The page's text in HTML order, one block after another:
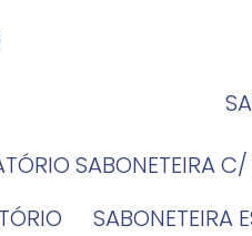
SABONETEIRA
SABONETEIRA